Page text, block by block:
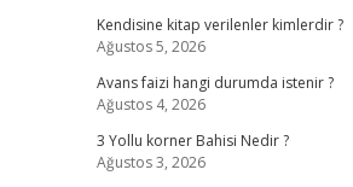
Kendisine kitap verilenler kimlerdir ?
Ağustos 5, 2026
Avans faizi hangi durumda istenir ?
Ağustos 4, 2026
3 Yollu korner Bahisi Nedir ?
Ağustos 3, 2026